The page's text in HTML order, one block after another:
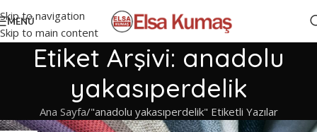
Skip to navigation
Skip to main content
MENÜ
Etiket Arşivi: anadolu
yakasıperdelik
Ana Sayfa "anadolu yakasıperdelik" Etiketli Yazılar